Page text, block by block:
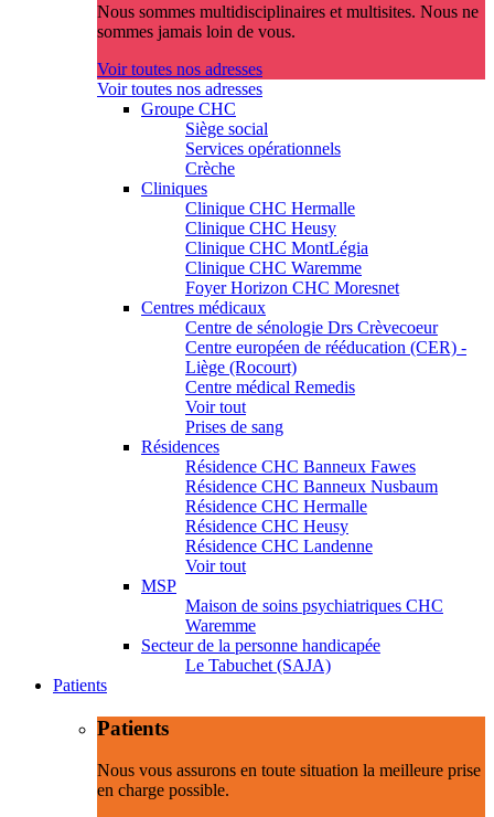
Nous sommes multidisciplinaires et multisites. Nous ne
sommes jamais loin de vous.
Voir toutes nos adresses
Voir toutes nos adresses
Groupe CHC
Siège social
Services opérationnels
Crèche
Cliniques
Clinique CHC Hermalle
Clinique CHC Heusy
Clinique CHC MontLégia
Clinique CHC Waremme
Foyer Horizon CHC Moresnet
Centres médicaux
Centre de sénologie Drs Crèvecoeur
Centre européen de rééducation (CER) -
Liège (Rocourt)
Centre médical Remedis
Voir tout
Prises de sang
Résidences
Résidence CHC Banneux Fawes
Résidence CHC Banneux Nusbaum
Résidence CHC Hermalle
Résidence CHC Heusy
Résidence CHC Landenne
Voir tout
MSP
Maison de soins psychiatriques CHC
Waremme
Secteur de la personne handicapée
Le Tabuchet (SAJA)
Patients
Patients
Nous vous assurons en toute situation la meilleure prise
en charge possible.